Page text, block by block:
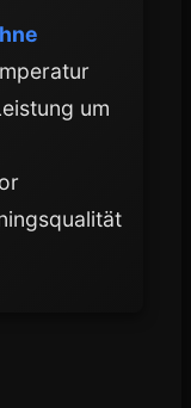
um